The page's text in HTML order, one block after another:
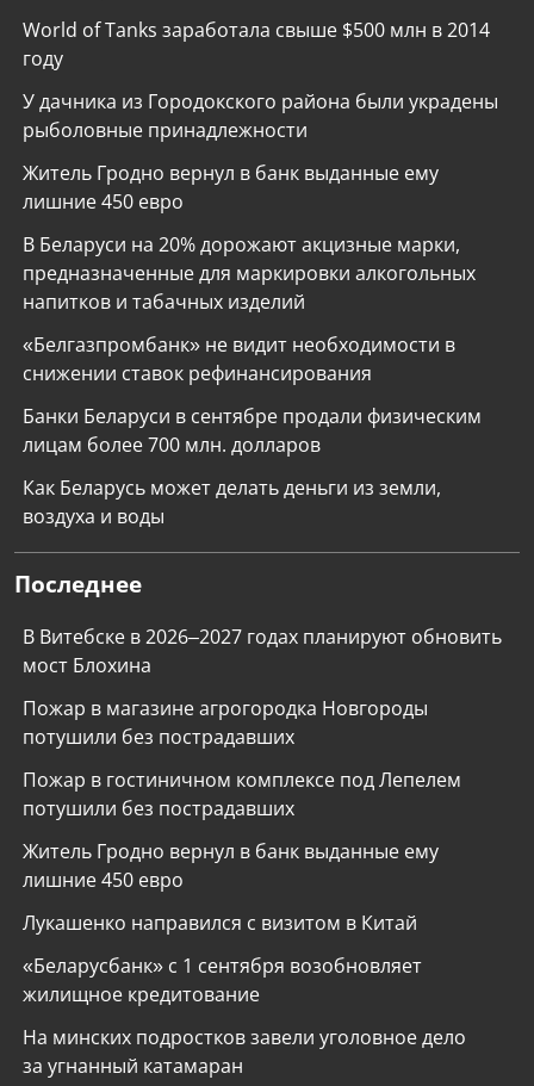
World of Tanks заработала свыше $500 млн в 2014
году
У дачника из Городокского района были украдены
рыболовные принадлежности
Житель Гродно вернул в банк выданные ему
лишние 450 евро
В Беларуси на 20% дорожают акцизные марки,
предназначенные для маркировки алкогольных
напитков и табачных изделий
«Белгазпромбанк» не видит необходимости в
снижении ставок рефинансирования
Банки Беларуси в сентябре продали физическим
лицам более 700 млн. долларов
Как Беларусь может делать деньги из земли,
воздуха и воды
Последнее
В Витебске в 2026–2027 годах планируют обновить
мост Блохина
Пожар в магазине агрогородка Новгороды
потушили без пострадавших
Пожар в гостиничном комплексе под Лепелем
потушили без пострадавших
Житель Гродно вернул в банк выданные ему
лишние 450 евро
Лукашенко направился с визитом в Китай
«Беларусбанк» с 1 сентября возобновляет
жилищное кредитование
На минских подростков завели уголовное дело
за угнанный катамаран